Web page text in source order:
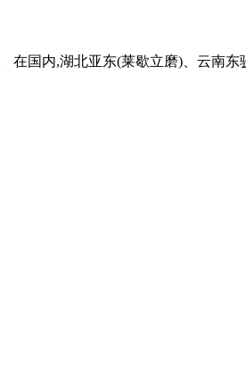
在国内,湖北亚东(莱歇立磨)、云南